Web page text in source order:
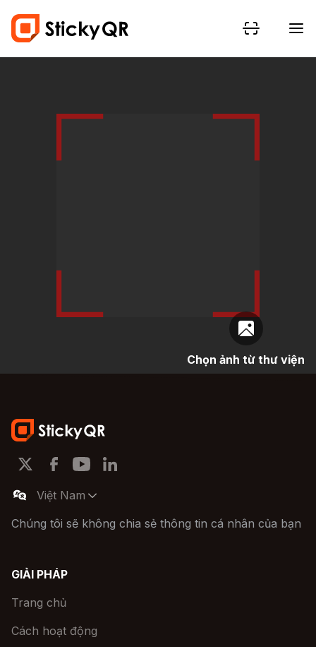
Chọn ảnh từ thư viện
Việt Nam
Chúng tôi sẽ không chia sẻ thông tin cá nhân của bạn
GIẢI PHÁP
Trang chủ
Cách hoạt động